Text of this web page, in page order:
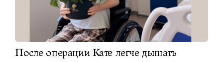
После операции Кате легче дышать